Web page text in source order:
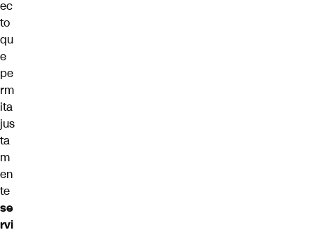
ec
to
qu
e
pe
rm
ita
jus
ta
m
en
te
se
rvi